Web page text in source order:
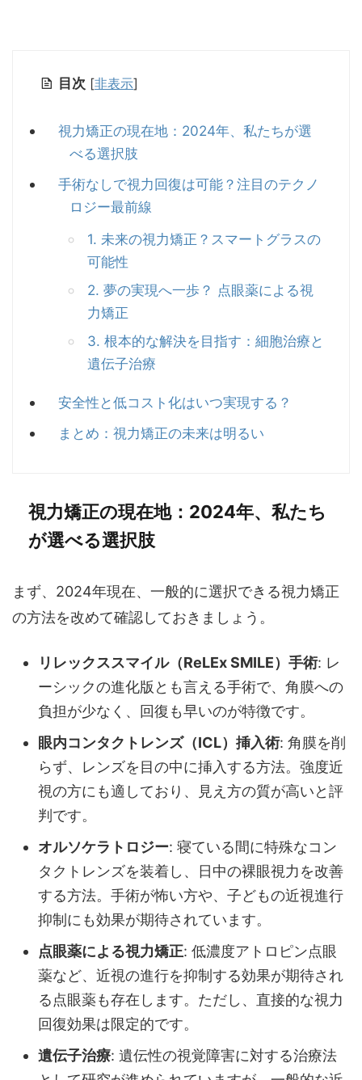
目次 [非表示]
視力矯正の現在地：2024年、私たちが選
べる選択肢
手術なしで視力回復は可能？注目のテクノ
ロジー最前線
1. 未来の視力矯正？スマートグラスの
可能性
2. 夢の実現へ一歩？ 点眼薬による視
力矯正
3. 根本的な解決を目指す：細胞治療と
遺伝子治療
安全性と低コスト化はいつ実現する？
まとめ：視力矯正の未来は明るい
視力矯正の現在地：2024年、私たち
が選べる選択肢
まず、2024年現在、一般的に選択できる視力矯正
の方法を改めて確認しておきましょう。
リレックススマイル（ReLEx SMILE）手術: レ
ーシックの進化版とも言える手術で、角膜への
負担が少なく、回復も早いのが特徴です。
眼内コンタクトレンズ（ICL）挿入術: 角膜を削
らず、レンズを目の中に挿入する方法。強度近
視の方にも適しており、見え方の質が高いと評
判です。
オルソケラトロジー: 寝ている間に特殊なコン
タクトレンズを装着し、日中の裸眼視力を改善
する方法。手術が怖い方や、子どもの近視進行
抑制にも効果が期待されています。
点眼薬による視力矯正: 低濃度アトロピン点眼
薬など、近視の進行を抑制する効果が期待され
る点眼薬も存在します。ただし、直接的な視力
回復効果は限定的です。
遺伝子治療: 遺伝性の視覚障害に対する治療法